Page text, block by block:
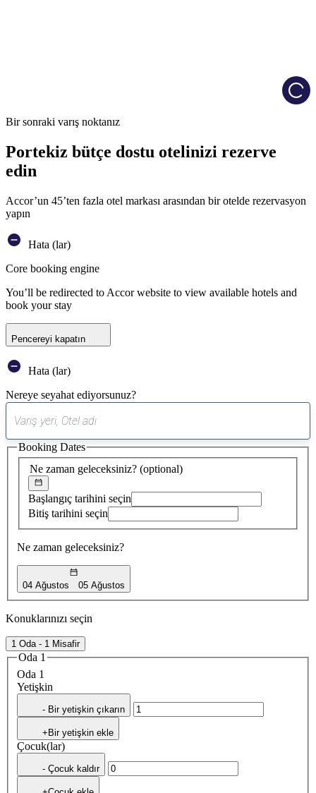
Bir sonraki varış noktanız
Portekiz bütçe dostu otelinizi rezerve
edin
Accor’un 45’ten fazla otel markası arasından bir otelde rezervasyon
yapın
Hata (lar)
Core booking engine
You’ll be redirected to Accor website to view available hotels and
book your stay
Pencereyi kapatın
Hata (lar)
Nereye seyahat ediyorsunuz?
öneri
bulundu
Ne zaman geleceksiniz? (optional)
Başlangıç tarihini seçin
Bitiş tarihini seçin
Ne zaman geleceksiniz?
04 Ağustos 05 Ağustos
Booking Dates
Konuklarınızı seçin
1 Oda - 1 Misafir
Oda 1
Oda 1
Yetişkin
- Bir yetişkin çıkarın
+Bir yetişkin ekle
Çocuk(lar)
- Çocuk kaldır